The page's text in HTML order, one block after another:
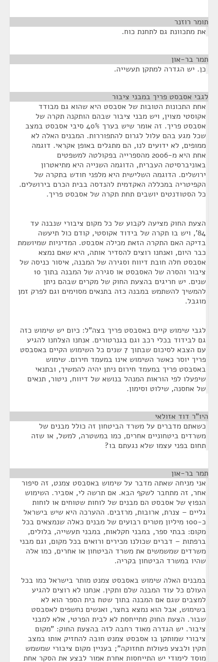
תומר רוזנר
את מתכוונת גם לתחנת כוח.
תמר בר-און
כן. יש הגדרה למתקן תעשייה.
לגבי אסבסט פריך במבני ציבור
אחת התכונות הטובות של אסבסט היא שהוא גם מבודד
אקוסטי מצוין, ויש מבני ציבור שבהם הותקנה תקרה של
אסבסט פריך. זה אומר שיש בערך 40% סיבי אסבסט במצב
שכל מגע בהם עלול לגרום להתפוררות. המבנים האלה לא
ממופים, לא ידועים לנו, הם מתגלים באופן אקראי. דוגמה
אחת היא מ-2006 מהספרייה בפקולטה למשפטים
באוניברסיטה העברית, הדוגמה השנייה היא מתיאטרון
ירושלים. הדוגמה השלישית היא מלפני חודש בתקרה של
הקפיטריה במכללה האקדמית להנדסה בבית הכרם בירושלים.
כל הסטודנטים יושבים תחת תקרה של אסבסט פריך.
הצעת החוק מציעה לקבוע של כל מקום ציבורי שנבנה עד
84', ויש בו תקרה של בידוד אקוסטי, קודם כול תיעשה
בדיקה האם התקרה הזאת מכילה אסבסט. המדיניות שמיושמת
כבר היום, ואנחנו רוצים להסדיר אותה, היא שאם נמצא
אסבסט חלה חובת דיווח וסגירה של המבנה, איסור כניסה של
ציבור והסרה של האסבסט או סגירה של המבנה בתוך 10
שנים. יש חריגים בהצעת החוק של מקרים שבהם ניתן
להמשיך להשתמש במבנה כזה בתנאים מסוימים וגם לפרק זמן
מוגבל.
לגבי שימוש קיים באסבסט פריך בצה"ל: כיום יש שימוש כזה
גם לבידוד בכלי רכב וגם בגנרטורים. אנחנו הצלחנו להגיע
עם הצבא לסיכום שבתוך 7 שנים כל השימוש הקיים באסבסט
פריך יוסר כאשר השימוש אינו במעמד חירום. שימוש
באסבסט פריך במעמד חירום ניתן יהיה להמשיך, ובתנאי
שיפעלו לפי הוראות המנהל בנושא של דיווח, ניטור, תנאים
של אחסנה, שילוט וסימון.
היו"ר דוד אזולאי
כשאתם מדברים על משרד הביטחון זה כולל מבנים של
משרדים ביטחוניים אחרים, כמו במשטרה, למשל, או שזה
תחום בפני עצמו שלא נגעתם בו?
תמר בר-און
אני מניחה שאתה מדבר על שימוש באסבסט צמנט, זה סיפור
אחר, זה מתחבר לשקף הבא. אם תרשה לי, אסביר. השימוש
הנפוץ של אסבסט הם מבנים של לוחות שטוחים או לוחות
גליים – צנרת, ארובות, מרזבים. ההערכה היא שיש בישראל
כ-100 מיליון מטרים רבועים של מבנים כאלה שנמצאים בכל
מקום: בבתי ספר, במבני חקלאות, במבני תעשייה, בלולים,
ברפתות – דברים שכולנו מכירים ורואים בכל מקום, וגם מבני
משרדים שמשמשים את משרד הביטחון או אחרים, כמו אלה
שהיו במשרד הביטחון בקריה.
במבנים האלה שימוש באסבסט צמנט מותר בישראל כמו בכל
העולם כל עוד המבנה שלם ותקין. אנחנו לא רוצים להגיע
למצבים שגם אם המבנה בתוך שטח בית הספר הוא לא
בשימוש, אבל הוא נמצא בחצר, ואנשים נחשפים לאסבסט
שבור. הצעת החוק מתייחסת לא לבית הפרטי, אלא למבני
ציבור. יש הגדרה מאוד רחבה לזה בהצעת החוק: "מקום
ציבורי שמותקן בו אסבסט צמנט חובה להחזיק אותו במצב
תקין ולבצע פעולות תחזוקה"; בעניין מקום ציבורי שמשמש
מוסד לימודי יש התייחסות אחרת אמור לבצע את הסקר אחת